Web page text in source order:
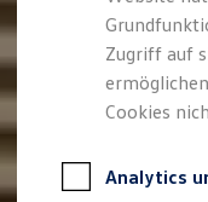
Kfz-
Zugriff auf
Cookies
Analytics